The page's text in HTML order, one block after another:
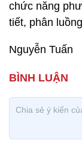
chức năng
tiết, phân
Nguyễn Tuấn